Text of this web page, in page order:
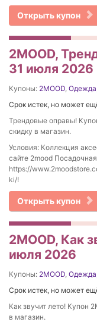
Открыть купон
2MOOD,
31 июля 2026
Купоны: 2MOOD, Одежда
Срок истек, но может
Трендовые оправы!
скидку в магазин.
Условия: Коллекция
сайте 2mood
https://
ki/!
Открыть купон
2MOOD, Как
июля 2026
Купоны: 2MOOD, Одежда
Срок истек, но может
Как звучит лето! Купон
в магазин.